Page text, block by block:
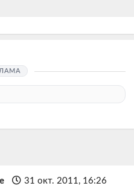
31 окт. 2011, 16:26